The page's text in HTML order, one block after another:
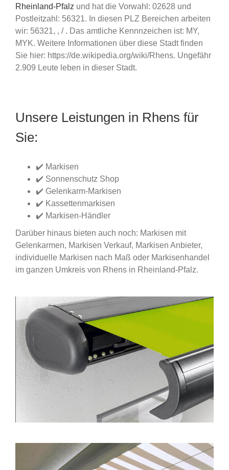
Rheinland-Pfalz und hat die Vorwahl: 02628 und
Postleitzahl: 56321. In diesen PLZ Bereichen arbeiten
wir: 56321, , / . Das amtliche Kennnzeichen ist: MY,
MYK. Weitere Informationen über diese Stadt finden
Sie hier: https://de.wikipedia.org/wiki/Rhens. Ungefähr
2.909 Leute leben in dieser Stadt.
Unsere Leistungen in Rhens für
Sie:
✔️ Markisen
✔️ Sonnenschutz Shop
✔️ Gelenkarm-Markisen
✔️ Kassettenmarkisen
✔️ Markisen-Händler
Darüber hinaus bieten auch noch: Markisen mit
Gelenkarmen, Markisen Verkauf, Markisen Anbieter,
individuelle Markisen nach Maß oder Markisenhandel
im ganzen Umkreis von Rhens in Rheinland-Pfalz.